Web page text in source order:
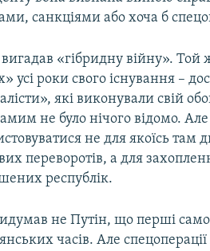
санкціями або хоча б
«гібридну війну».
усі роки свого існування –
які виконували свій
не було нічого відомо.
не для якоїсь там
переворотів, а для
республік.
не Путін, що перші
часів. Але